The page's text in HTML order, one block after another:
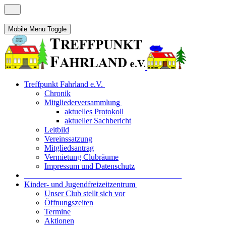
Mobile Menu Toggle
Treffpunkt Fahrland e.V.
Chronik
Mitgliederversammlung
aktuelles Protokoll
aktueller Sachbericht
Leitbild
Vereinssatzung
Mitgliedsantrag
Vermietung Clubräume
Impressum und Datenschutz
Kinder- und Jugendfreizeitzentrum
Unser Club stellt sich vor
Öffnungszeiten
Termine
Aktionen